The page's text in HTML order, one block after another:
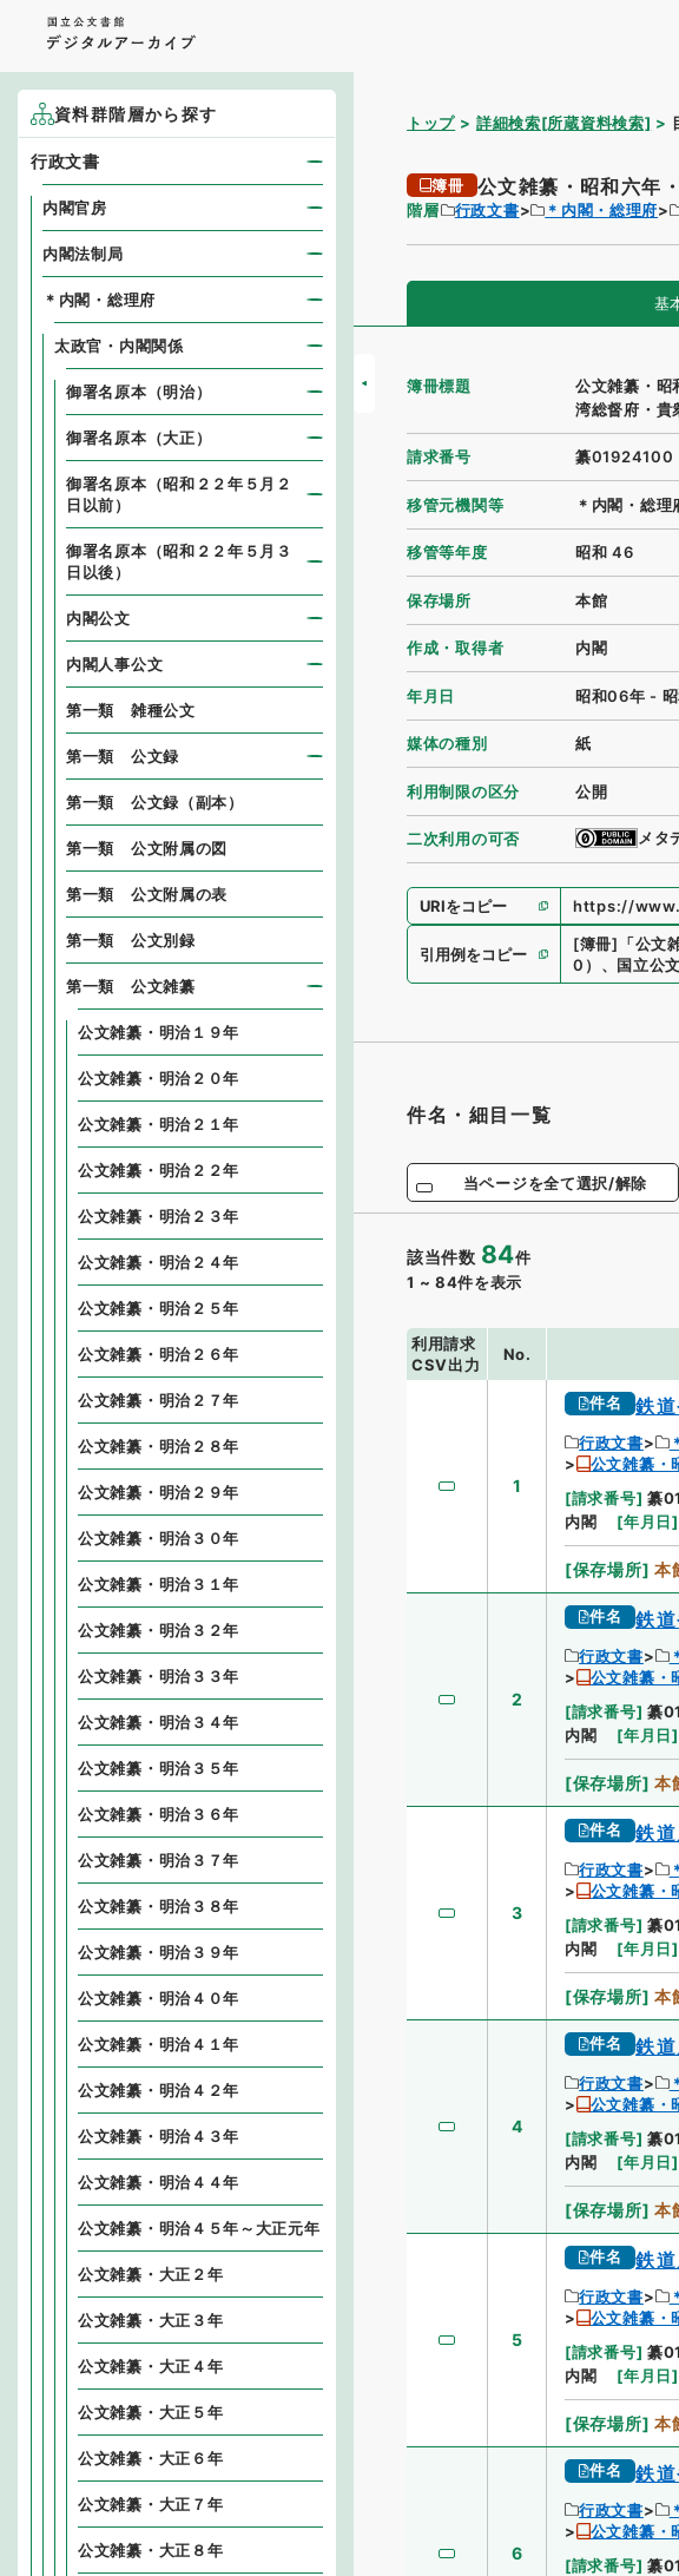
トップ 詳細検索[所蔵資料検索]
簿冊 公文雑纂・昭和六年
階層 行政文書 ＊内閣・総理府
基
簿冊標題
公文雑纂・昭
湾総督府・貴
請求番号 纂01924100
移管元機関等 ＊内閣・総理
移管等年度 昭和 46
保存場所 本館
作成・取得者 内閣
年月日 昭和06年 -
媒体の種別 紙
利用制限の区分 公開
二次利用の可否 メタ
URIをコピー https://
引用例をコピー
[簿冊] 「公文
0 ） 、 国立公
件名・細目一覧
当ページを全て選択/解除
該当件数 84件
1 ~ 84件を表示
利用請求
CSV出力
No.
1
件名 鉄
行政文書
公文雑纂・
[請求番号] 纂
内閣
[年月日]
[保存場所] 本
2
件名 鉄
行政文書
公文雑纂・
[請求番号] 纂
内閣
[年月日]
[保存場所] 本
3
件名 鉄
行政文書
公文雑纂・
[請求番号] 纂
内閣
[年月日]
[保存場所] 本
4
件名 鉄
行政文書
公文雑纂・
[請求番号] 纂
内閣
[年月日]
[保存場所] 本
5
件名 鉄
行政文書
公文雑纂・
[請求番号] 纂
内閣
[年月日]
[保存場所] 本
6
件名 鉄
行政文書
公文雑纂・
[請求番号] 纂
資料群階層から探す
行政文書
内閣官房
内閣法制局
＊内閣・総理府
太政官・内閣関係
御署名原本（明治）
御署名原本（大正）
御署名原本（昭和２２年５月２
日以前）
御署名原本（昭和２２年５月３
日以後）
内閣公文
内閣人事公文
第一類 雑種公文
第一類 公文録
第一類 公文録（副本）
第一類 公文附属の図
第一類 公文附属の表
第一類 公文別録
第一類 公文雑纂
公文雑纂・明治１９年
公文雑纂・明治２０年
公文雑纂・明治２１年
公文雑纂・明治２２年
公文雑纂・明治２３年
公文雑纂・明治２４年
公文雑纂・明治２５年
公文雑纂・明治２６年
公文雑纂・明治２７年
公文雑纂・明治２８年
公文雑纂・明治２９年
公文雑纂・明治３０年
公文雑纂・明治３１年
公文雑纂・明治３２年
公文雑纂・明治３３年
公文雑纂・明治３４年
公文雑纂・明治３５年
公文雑纂・明治３６年
公文雑纂・明治３７年
公文雑纂・明治３８年
公文雑纂・明治３９年
公文雑纂・明治４０年
公文雑纂・明治４１年
公文雑纂・明治４２年
公文雑纂・明治４３年
公文雑纂・明治４４年
公文雑纂・明治４５年～大正元年
公文雑纂・大正２年
公文雑纂・大正３年
公文雑纂・大正４年
公文雑纂・大正５年
公文雑纂・大正６年
公文雑纂・大正７年
公文雑纂・大正８年